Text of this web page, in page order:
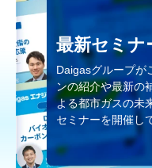
最新セミナ
Daigasグループが
ンの紹介や最新の
よる都市ガスの未
セミナーを開催し